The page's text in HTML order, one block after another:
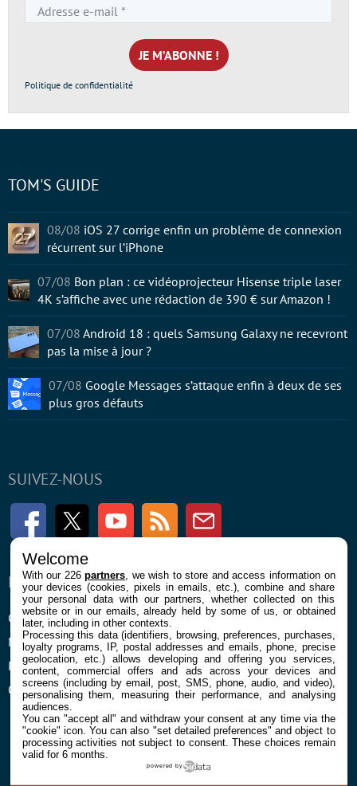
e-
mail
*
Politique de confidentialité
SUIVEZ-NOUS
FacebookTwitter Youtube RSS Newsletter
ENTREPRISE
Confidentialité et Cookies
Mentions légales et CGU
Préférences Cookies
Qui sommes nous
À PROPOS
Contact
TOM'S GUIDE
08/08 iOS 27 corrige enfin un problème de connexion
récurrent sur l’iPhone
07/08 Bon plan : ce vidéoprojecteur Hisense triple laser
4K s’affiche avec une rédaction de 390 € sur Amazon !
07/08 Android 18 : quels Samsung Galaxy ne recevront
pas la mise à jour ?
07/08 Google Messages s’attaque enfin à deux de ses
plus gros défauts
Welcome
With our 226partners , we wish to store and access information on
your devices (cookies, pixels in emails, etc.), combine and share
your personal data with our partners, whether collected on this
website or in our emails, already held by some of us, or obtained
later, including in other contexts.
Processing this data (identifiers, browsing, preferences, purchases,
loyalty programs, IP, postal addresses and emails, phone, precise
geolocation, etc.) allows developing and offering you services,
content, commercial offers and ads across your devices and
screens (including by email, post, SMS, phone, audio, and video),
personalising them, measuring their performance, and analysing
audiences.
You can "accept all" and withdraw your consent at any time via the
"cookie" icon. You can also "set detailed preferences" and object to
processing activities not subject to consent. These choices remain
valid for 6 months.
powered by